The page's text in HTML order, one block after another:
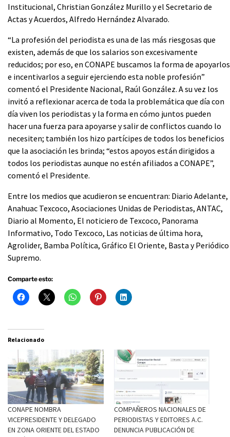
Institucional, Christian González Murillo y el Secretario de
Actas y Acuerdos, Alfredo Hernández Alvarado.
“La profesión del periodista es una de las más riesgosas que
existen, además de que los salarios son excesivamente
reducidos; por eso, en CONAPE buscamos la forma de apoyarlos
e incentivarlos a seguir ejerciendo esta noble profesión”
comentó el Presidente Nacional, Raúl González. A su vez los
invitó a reflexionar acerca de toda la problemática que día con
día viven los periodistas y la forma en cómo juntos pueden
hacer una fuerza para apoyarse y salir de conflictos cuando lo
necesiten; también los hizo partícipes de todos los beneficios
que la asociación les brinda; “estos apoyos están dirigidos a
todos los periodistas aunque no estén afiliados a CONAPE”,
comentó el Presidente.
Entre los medios que acudieron se encuentran: Diario Adelante,
Anahuac Texcoco, Asociaciones Unidas de Periodistas, ANTAC,
Diario al Momento, El noticiero de Texcoco, Panorama
Informativo, Todo Texcoco, Las noticias de última hora,
Agrolider, Bamba Política, Gráfico El Oriente, Basta y Periódico
Supremo.
Comparte esto:
Relacionado
CONAPE NOMBRA
VICEPRESIDENTE Y DELEGADO
EN ZONA ORIENTE DEL ESTADO
COMPAÑEROS NACIONALES DE
PERIODISTAS Y EDITORES A.C.
DENUNCIA PUBLICACIÓN DE